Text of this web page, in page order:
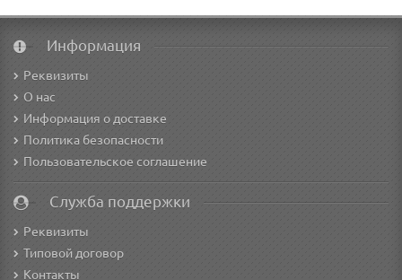
Информация
Реквизиты
О нас
Информация о доставке
Политика безопасности
Пользовательское соглашение
Служба поддержки
Реквизиты
Типовой договор
Контакты